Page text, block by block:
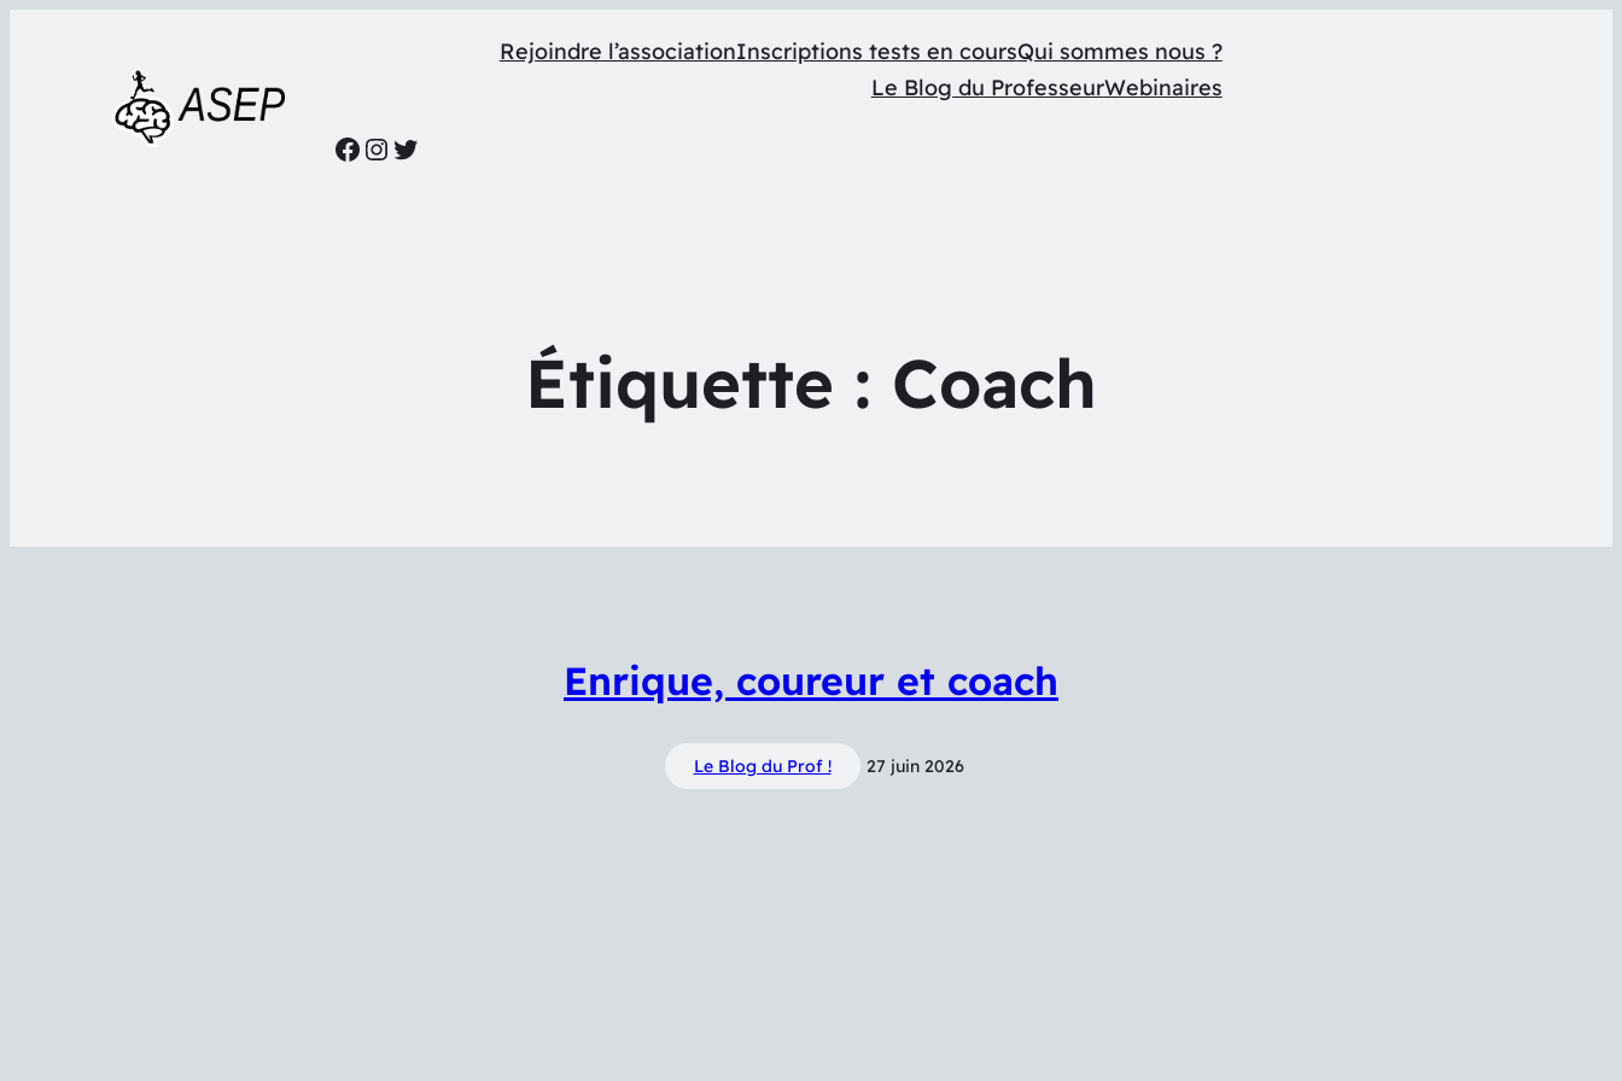
Rejoindre l’associationInscriptions tests en coursQui sommes nous ?
Le Blog du ProfesseurWebinaires
Facebook
Instagram
Twitter
Étiquette : Coach
Enrique, coureur et coach
Le Blog du Prof ! 27 juin 2026